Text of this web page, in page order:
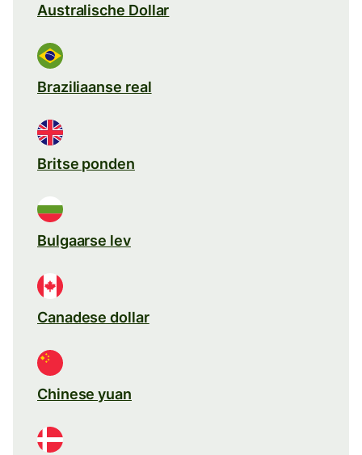
Australische Dollar
Braziliaanse real
Britse ponden
Bulgaarse lev
Canadese dollar
Chinese yuan